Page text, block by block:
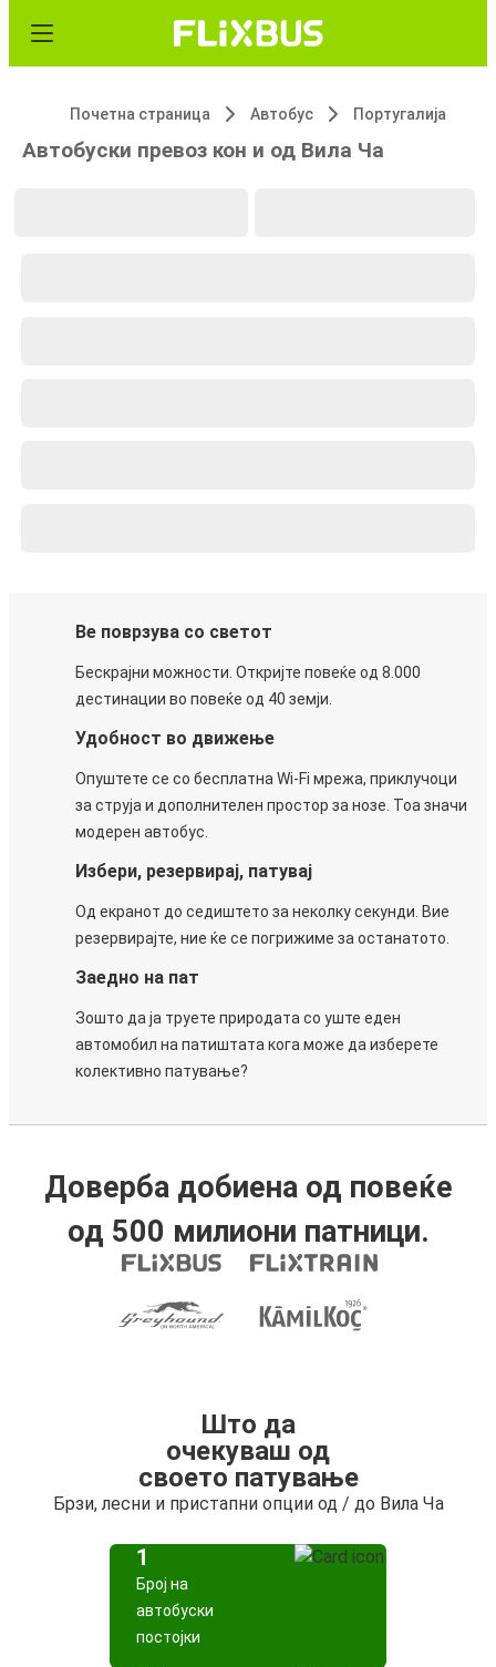
Почетна страница Автобус Португалија
Автобуски превоз кон и од Вила Ча
Ве поврзува со светот
Бескрајни можности. Откријте повеќе од 8.000
дестинации во повеќе од 40 земји.
Удобност во движење
Опуштете се со бесплатна Wi-Fi мрежа, приклучоци
за струја и дополнителен простор за нозе. Тоа значи
модерен автобус.
Избери, резервирај, патувај
Од екранот до седиштето за неколку секунди. Вие
резервирајте, ние ќе се погрижиме за останатото.
Заедно на пат
Зошто да ја труете природата со уште еден
автомобил на патиштата кога може да изберете
колективно патување?
Доверба добиена од повеќе
од 500 милиони патници.
Што да
очекуваш од
своето патување
Брзи, лесни и пристапни опции од / до Вила Ча
1
Број на
автобуски
постојки